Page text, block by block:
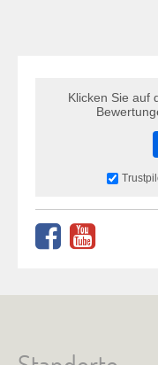
Klicken Sie auf